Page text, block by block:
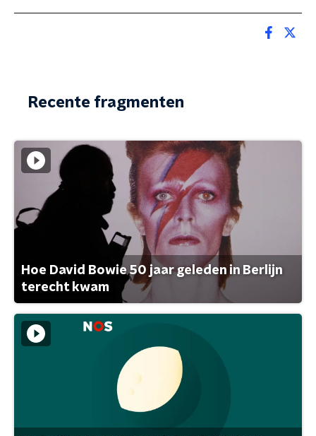
Recente fragmenten
Hoe David Bowie 50 jaar geleden in Berlijn
terecht kwam